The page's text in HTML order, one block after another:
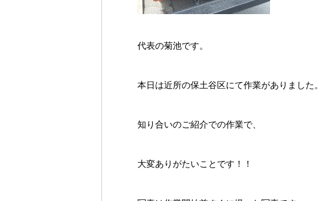
代表の菊池です。
本日は近所の保土谷区にて作業がありました。
知り合いのご紹介での作業で、
大変ありがたいことです！！